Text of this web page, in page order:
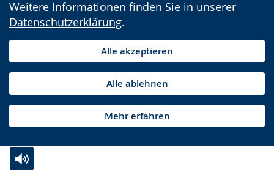
Weitere Informationen finden Sie in unserer
Datenschutzerklärung.
Alle akzeptieren
Alle ablehnen
Mehr erfahren